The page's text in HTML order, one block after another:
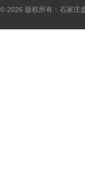
© 2026 版权所有：石家庄